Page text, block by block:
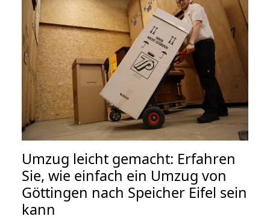
Umzug leicht gemacht: Erfahren
Sie, wie einfach ein Umzug von
Göttingen nach Speicher Eifel sein
kann